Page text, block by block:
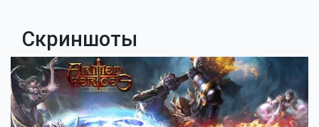
Скриншоты